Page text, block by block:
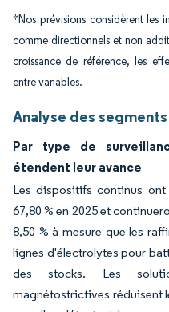
*Nos prévisions considèrent les
comme directionnels et non
croissance de référence, les
entre variables.
Analyse des segments
Par type de
étendent leur avance
Les dispositifs continus
67,80 % en 2025 et
8,50 % à mesure que les
lignes d'électrolytes pour
des stocks. Les
magnétostrictives réduisent